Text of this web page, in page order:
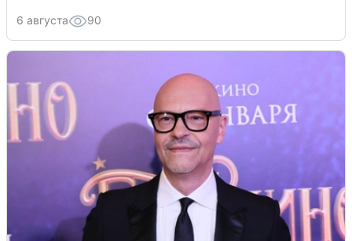
6 августа 90